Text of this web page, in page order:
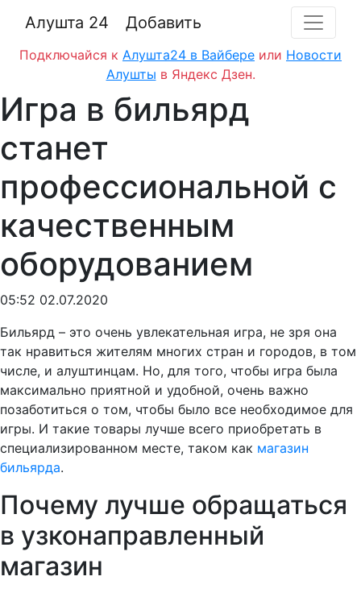
Алушта 24 Добавить
Подключайся к Алушта24 в Вайбере или Новости
Алушты в Яндекс Дзен.
Игра в бильярд
станет
профессиональной с
качественным
оборудованием
05:52 02.07.2020
Бильярд – это очень увлекательная игра, не зря она
так нравиться жителям многих стран и городов, в том
числе, и алуштинцам. Но, для того, чтобы игра была
максимально приятной и удобной, очень важно
позаботиться о том, чтобы было все необходимое для
игры. И такие товары лучше всего приобретать в
специализированном месте, таком как магазин
бильярда.
Почему лучше обращаться
в узконаправленный
магазин